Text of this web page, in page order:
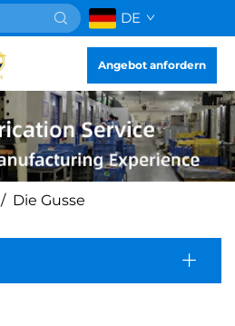
DE
Angebot anfordern
/ Die Gusse